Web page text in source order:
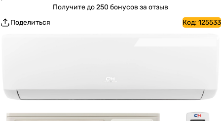
Получитедо 250 бонусов за отзыв
Поделиться
Код: 125533